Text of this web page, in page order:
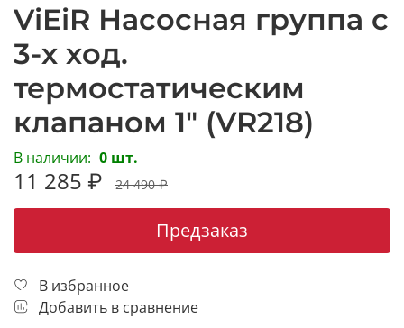
ViEiR Насосная группа с
3-х ход.
термостатическим
клапаном 1" (VR218)
В наличии: 0 шт.
11 285 ₽ 24 490 ₽
Предзаказ
В избранное
Добавить в сравнение